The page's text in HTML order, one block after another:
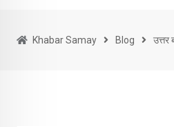
Khabar Samay Blog उत्तर